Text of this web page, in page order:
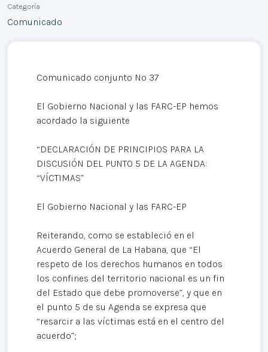
Categoría
Comunicado
Comunicado conjunto Nº 37
El Gobierno Nacional y las FARC-EP hemos
acordado la siguiente
“DECLARACIÓN DE PRINCIPIOS PARA LA
DISCUSIÓN DEL PUNTO 5 DE LA AGENDA:
“VÍCTIMAS”
El Gobierno Nacional y las FARC-EP
Reiterando, como se estableció en el
Acuerdo General de La Habana, que “El
respeto de los derechos humanos en todos
los confines del territorio nacional es un fin
del Estado que debe promoverse”, y que en
el punto 5 de su Agenda se expresa que
“resarcir a las víctimas está en el centro del
acuerdo”;